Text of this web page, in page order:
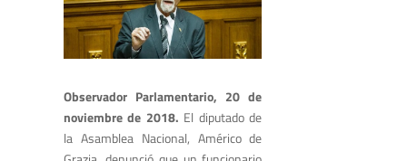
Observador Parlamentario, 20 de
noviembre de 2018. El diputado de
la Asamblea Nacional, Américo de